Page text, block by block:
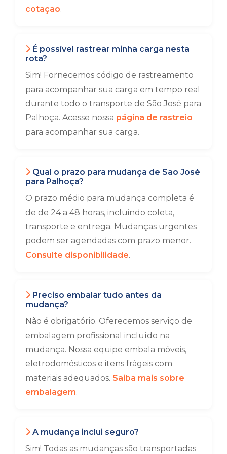
cotação.
É possível rastrear minha carga nesta
rota?
Sim! Fornecemos código de rastreamento
para acompanhar sua carga em tempo real
durante todo o transporte de São José para
Palhoça. Acesse nossa página de rastreio
para acompanhar sua carga.
Qual o prazo para mudança de São José
para Palhoça?
O prazo médio para mudança completa é
de de 24 a 48 horas, incluindo coleta,
transporte e entrega. Mudanças urgentes
podem ser agendadas com prazo menor.
Consulte disponibilidade.
Preciso embalar tudo antes da
mudança?
Não é obrigatório. Oferecemos serviço de
embalagem profissional incluído na
mudança. Nossa equipe embala móveis,
eletrodomésticos e itens frágeis com
materiais adequados. Saiba mais sobre
embalagem.
A mudança inclui seguro?
Sim! Todas as mudanças são transportadas